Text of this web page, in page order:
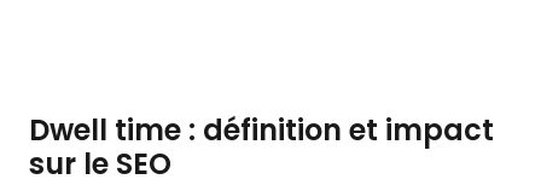
Dwell time : définition et impact
sur le SEO